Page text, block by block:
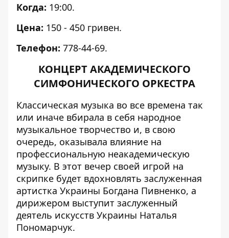
Когда: 19:00.
Цена: 150 - 450 гривен.
Телефон: 778-44-69.
КОНЦЕРТ АКАДЕМИЧЕСКОГО
СИМФОНИЧЕСКОГО ОРКЕСТРА
Классическая музыка во все времена так
или иначе вбирала в себя народное
музыкальное творчество и, в свою
очередь, оказывала влияние на
профессиональную неакадемическую
музыку. В этот вечер своей игрой на
скрипке будет вдохновлять заслуженная
артистка Украины Богдана Пивненко, а
дирижером выступит заслуженный
деятель искусств Украины Наталья
Пономарчук.